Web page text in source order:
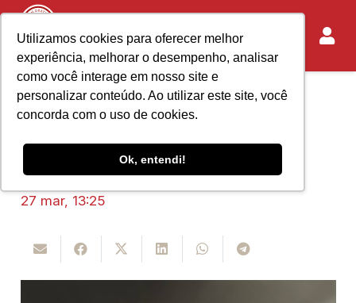
Utilizamos cookies para oferecer melhor
experiência, melhorar o desempenho, analisar
como você interage em nosso site e
personalizar conteúdo. Ao utilizar este site, você
concorda com o uso de cookies.
Ok, entendi!
Home Acontece no IASP
Nota Pública
27 mar, 13:25